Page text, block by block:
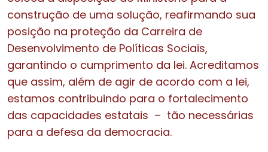
construção de uma solução, reafirmando sua
posição na proteção da Carreira de
Desenvolvimento de Políticas Sociais,
garantindo o cumprimento da lei. Acreditamos
que assim, além de agir de acordo com a lei,
estamos contribuindo para o fortalecimento
das capacidades estatais – tão necessárias
para a defesa da democracia.